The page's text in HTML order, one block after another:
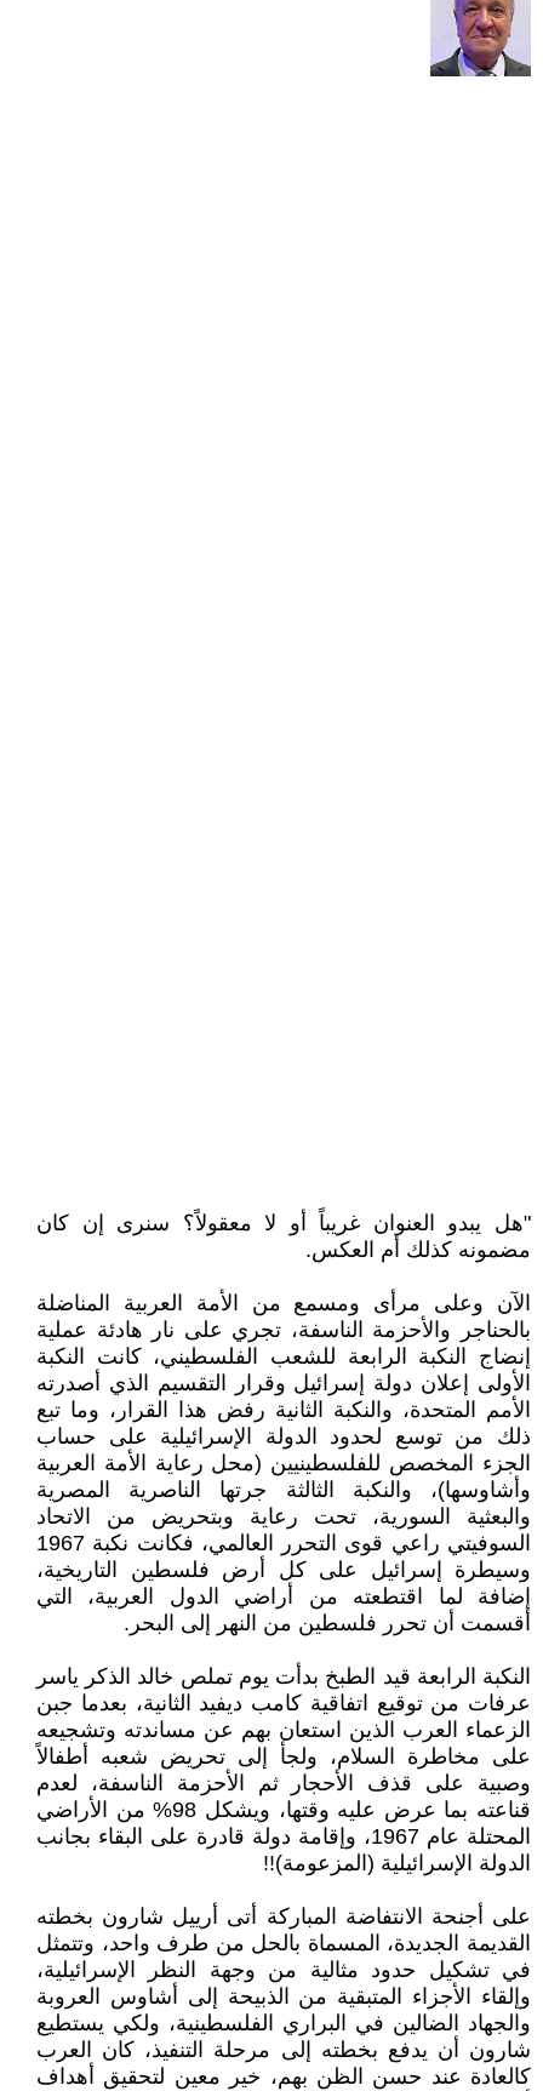
"هل يبدو العنوان غريباً أو لا معقولاً؟ سنرى إن كان
مضمونه كذلك أم العكس.
الآن وعلى مرأى ومسمع من الأمة العربية المناضلة
بالحناجر والأحزمة الناسفة، تجري على نار هادئة عملية
إنضاج النكبة الرابعة للشعب الفلسطيني، كانت النكبة
الأولى إعلان دولة إسرائيل وقرار التقسيم الذي أصدرته
الأمم المتحدة، والنكبة الثانية رفض هذا القرار، وما تبع
ذلك من توسع لحدود الدولة الإسرائيلية على حساب
الجزء المخصص للفلسطينيين (محل رعاية الأمة العربية
وأشاوسها)، والنكبة الثالثة جرتها الناصرية المصرية
والبعثية السورية، تحت رعاية وبتحريض من الاتحاد
السوفيتي راعي قوى التحرر العالمي، فكانت نكبة 1967
وسيطرة إسرائيل على كل أرض فلسطين التاريخية،
إضافة لما اقتطعته من أراضي الدول العربية، التي
أقسمت أن تحرر فلسطين من النهر إلى البحر.
النكبة الرابعة قيد الطبخ بدأت يوم تملص خالد الذكر ياسر
عرفات من توقيع اتفاقية كامب ديفيد الثانية، بعدما جبن
الزعماء العرب الذين استعان بهم عن مساندته وتشجيعه
على مخاطرة السلام، ولجأ إلى تحريض شعبه أطفالاً
وصبية على قذف الأحجار ثم الأحزمة الناسفة، لعدم
قناعته بما عرض عليه وقتها، ويشكل 98% من الأراضي
المحتلة عام 1967، وإقامة دولة قادرة على البقاء بجانب
الدولة الإسرائيلية (المزعومة)!!
على أجنحة الانتفاضة المباركة أتى أرييل شارون بخطته
القديمة الجديدة، المسماة بالحل من طرف واحد، وتتمثل
في تشكيل حدود مثالية من وجهة النظر الإسرائيلية،
وإلقاء الأجزاء المتبقية من الذبيحة إلى أشاوس العروبة
والجهاد الضالين في البراري الفلسطينية، ولكي يستطيع
شارون أن يدفع بخطته إلى مرحلة التنفيذ، كان العرب
كالعادة عند حسن الظن بهم، خير معين لتحقيق أهداف